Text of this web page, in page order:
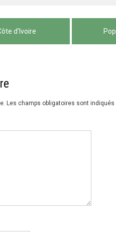
d’Ivoire
Les champs obligatoires sont indiqués